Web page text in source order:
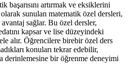
başarısını artırmak ve eksiklerini
sunulan matematik özel dersleri,
sağlar. Bu özel dersler,
kapsar ve lise düzeyindeki
alır. Öğrencilere birebir özel ders
konuları tekrar edebilir,
derinlemesine bir öğrenme deneyimi